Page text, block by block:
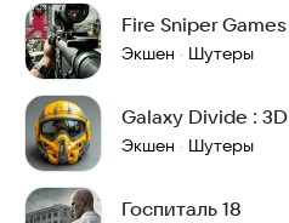
Fire Sniper Games
Экшен · Шутеры
Galaxy Divide : 3D
Экшен · Шутеры
Госпиталь 18